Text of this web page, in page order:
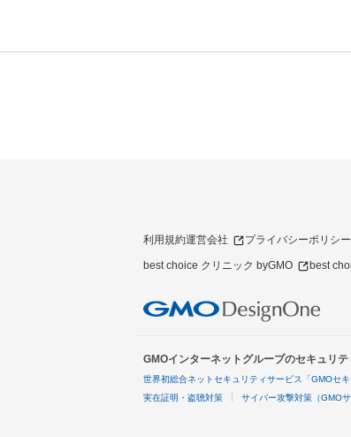
利用規約運営会社 プライバシーポリシー
best choice クリニック byGMO best
GMOインターネットグループのセキュリ
世界初総合ネットセキュリティサービス「GMOセキ
実在証明・盗聴対策 サイバー攻撃対策（GMO